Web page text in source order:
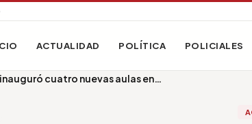
ACTUALIDAD POLÍTICA POLICIALES
cuatro nuevas aulas en…